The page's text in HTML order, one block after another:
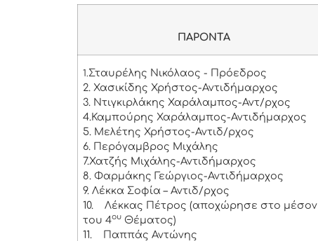
ΠΑΡΟΝΤΑ
1.Σταυρέλης Νικόλαος - Πρόεδρος
2. Χασικίδης Χρήστος-Αντιδήμαρχος
3. Ντιγκιρλάκης Χαράλαμπος-Αντ/ρχος
4.Καμπούρης Χαράλαμπος-Αντιδήμαρχος
5. Μελέτης Χρήστος-Αντιδ/ρχος
6. Περόγαμβρος Μιχάλης
7.Χατζής Μιχάλης-Αντιδήμαρχος
8. Φαρμάκης Γεώργιος-Αντιδήμαρχος
9. Λέκκα Σοφία – Αντιδ/ρχος
10.
Λέκκας Πέτρος (αποχώρησε στο μέσον
του 4ουΘέματος)
11.
Παππάς Αντώνης